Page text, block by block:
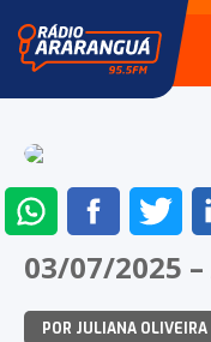
ENVIAR
NO
WHATSAPP
NO
FACEBOOK
NO
03/07/2025
POR JULIANA OLIVEIRA